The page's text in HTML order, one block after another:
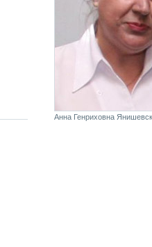
Анна Генриховна